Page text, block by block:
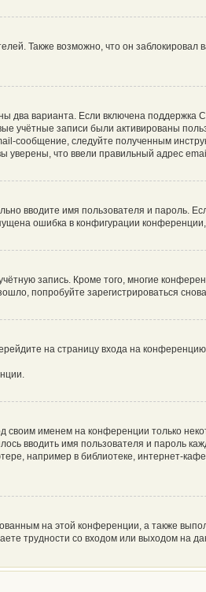
Также возможно, что он
варианта. Если включена поддержка
учётные записи были активированы
сообщение, следуйте полученным
что ввели правильный адрес
вводите имя пользователя и пароль.
ошибка в конфигурации
запись. Кроме того, многие
попробуйте зарегистрироваться снова
на страницу входа на
своим именем на конференции только
вводить имя пользователя и пароль
например в библиотеке, интернет-
на этой конференции, а также
трудности со входом или выходом на